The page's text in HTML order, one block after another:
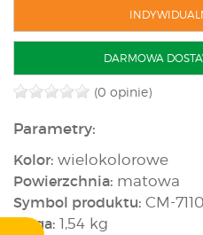
DARMOWA
(0 opinie)
Parametry:
Kolor: wielokolorowe
Powierzchnia: matowa
Symbol produktu: CM-7110
Waga: 1,54 kg